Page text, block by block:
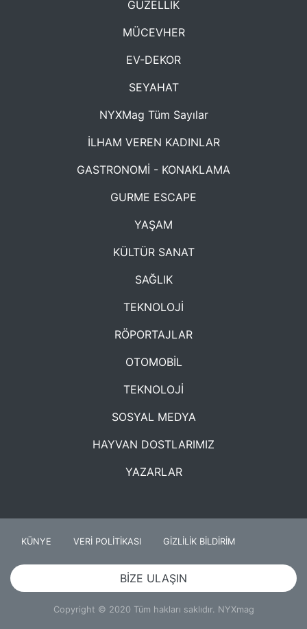
GÜZELLİK
MÜCEVHER
EV-DEKOR
SEYAHAT
NYXMag Tüm Sayılar
İLHAM VEREN KADINLAR
GASTRONOMİ - KONAKLAMA
GURME ESCAPE
YAŞAM
KÜLTÜR SANAT
SAĞLIK
TEKNOLOJİ
RÖPORTAJLAR
OTOMOBİL
TEKNOLOJİ
SOSYAL MEDYA
HAYVAN DOSTLARIMIZ
YAZARLAR
KÜNYE VERİ POLİTİKASI GİZLİLİK BİLDİRİM
BİZE ULAŞIN
Copyright © 2020 Tüm hakları saklıdır. NYXmag